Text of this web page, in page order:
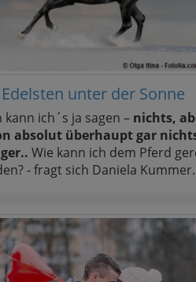
unter der Sonne
kann ich´s ja sagen – nichts,
absolut überhaupt gar
Wie kann ich dem Pferd
- fragt sich Daniela Kummer.